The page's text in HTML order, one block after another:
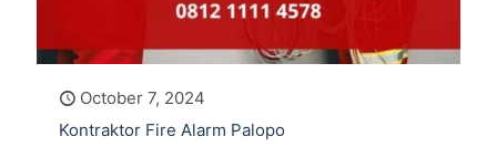
October 7, 2024
Kontraktor Fire Alarm Palopo